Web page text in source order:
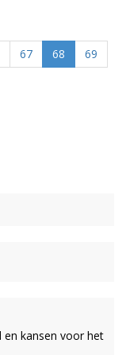
67 68
69
en kansen voor het